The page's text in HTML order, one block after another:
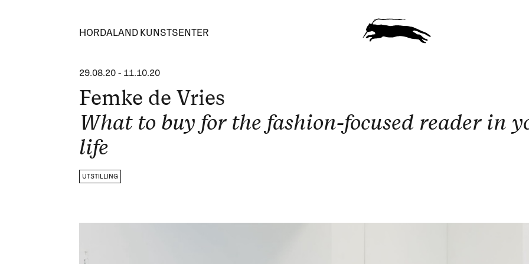
HORDALAND KUNSTSENTER
29.08.20 - 11.10.20
Femke de Vries
What to buy for the fashion-focused reader in
life
UTSTILLING